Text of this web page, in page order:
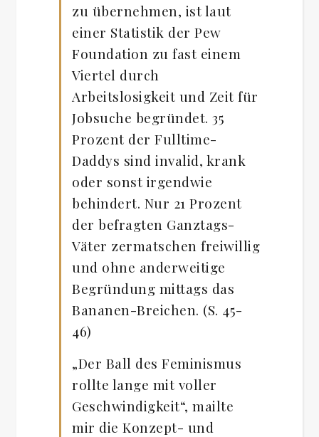
zu übernehmen, ist laut
einer Statistik der Pew
Foundation zu fast einem
Viertel durch
Arbeitslosigkeit und Zeit für
Jobsuche begründet. 35
Prozent der Fulltime-
Daddys sind invalid, krank
oder sonst irgendwie
behindert. Nur 21 Prozent
der befragten Ganztags-
Väter zermatschen freiwillig
und ohne anderweitige
Begründung mittags das
Bananen-Breichen. (S. 45-
46)
„Der Ball des Feminismus
rollte lange mit voller
Geschwindigkeit“, mailte
mir die Konzept- und